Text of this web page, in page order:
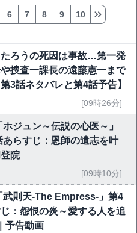
6 7 8 9 10
たろうの死因は事故…第一発
捜査一課長の遠藤憲一まで
3話ネタバレと第4話予告】
[09時26分]
ジュン～伝説の心医～」
らすじ：恩師の遺志を叶
院
[09時10分]
武則天-The Empress-」第4
：怨恨の炎～愛する人を追
予告動画